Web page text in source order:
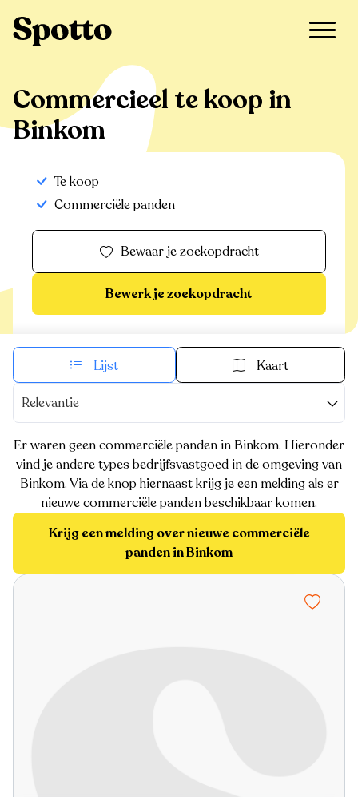
Binkom >
Commercieel te koop in
Binkom
Te koop
Commerciële panden
Bewaar je zoekopdracht
Bewerk je zoekopdracht
Lijst Kaart
Relevantie
Er waren geen commerciële panden in Binkom. Hieronder
vind je andere types bedrijfsvastgoed in de omgeving van
Binkom. Via de knop hiernaast krijg je een melding als er
nieuwe commerciële panden beschikbaar komen.
Krijg een melding over nieuwe commerciële
panden in Binkom